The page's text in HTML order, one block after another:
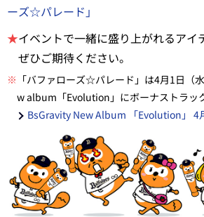
ーズ☆パレード」
★イベントで一緒に盛り上がれるアイ
ぜひご期待ください。
※ 「バファローズ☆パレード」は4月1日（
w album「Evolution」にボーナストラッ
BsGravity New Album 「Evolution」 4